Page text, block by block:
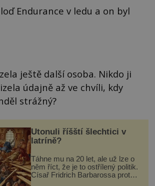
Endurance v ledu a on byl
ještě další osoba. Nikdo ji
údajně až ve chvíli, kdy
strážný?
Utonuli říšští šlechtici v
latríně?
Táhne mu na 20 let, ale už lze o
něm říct, že je to ostřílený politik.
Císař Fridrich Barbarossa proto